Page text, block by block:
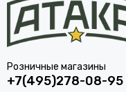
Розничные магазины
+7(495)278-08-95